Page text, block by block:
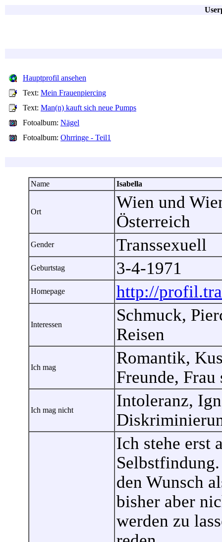
Hauptprofil ansehen
Text: Mein Frauenpiercing
Text: Man(n) kauft sich neue Pumps
Fotoalbum: Nägel
Fotoalbum: Ohrringe - Teil1
Name Isabella
Ort
Wien und
Österreich
Gender Transsexuell
Geburtstag 3-4-1971
Homepage http://
Interessen
Schmuck,
Reisen
Ich mag
Romantik,
Freunde,
Ich mag nicht
Intoleranz,
Ich stehe erst
den Wunsch
bisher aber
werden zu